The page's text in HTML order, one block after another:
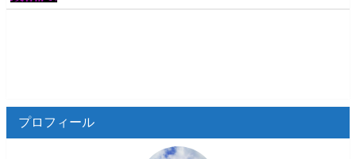
プロフィール